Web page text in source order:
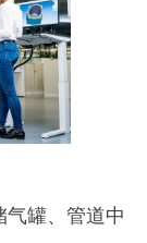
罐、管道中